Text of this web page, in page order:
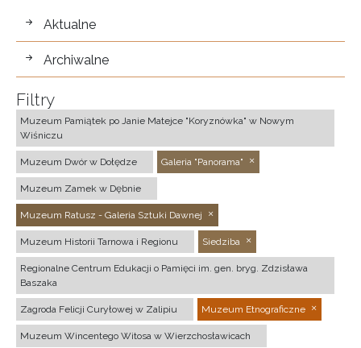
wystawy
Aktualne
Archiwalne
Filtry
Muzeum Pamiątek po Janie Matejce "Koryznówka" w Nowym
Wiśniczu
Muzeum Dwór w Dołędze Galeria "Panorama"
Muzeum Zamek w Dębnie
Muzeum Ratusz - Galeria Sztuki Dawnej
Muzeum Historii Tarnowa i Regionu Siedziba
Regionalne Centrum Edukacji o Pamięci im. gen. bryg. Zdzisława
Baszaka
Zagroda Felicji Curyłowej w Zalipiu Muzeum Etnograficzne
Muzeum Wincentego Witosa w Wierzchosławicach